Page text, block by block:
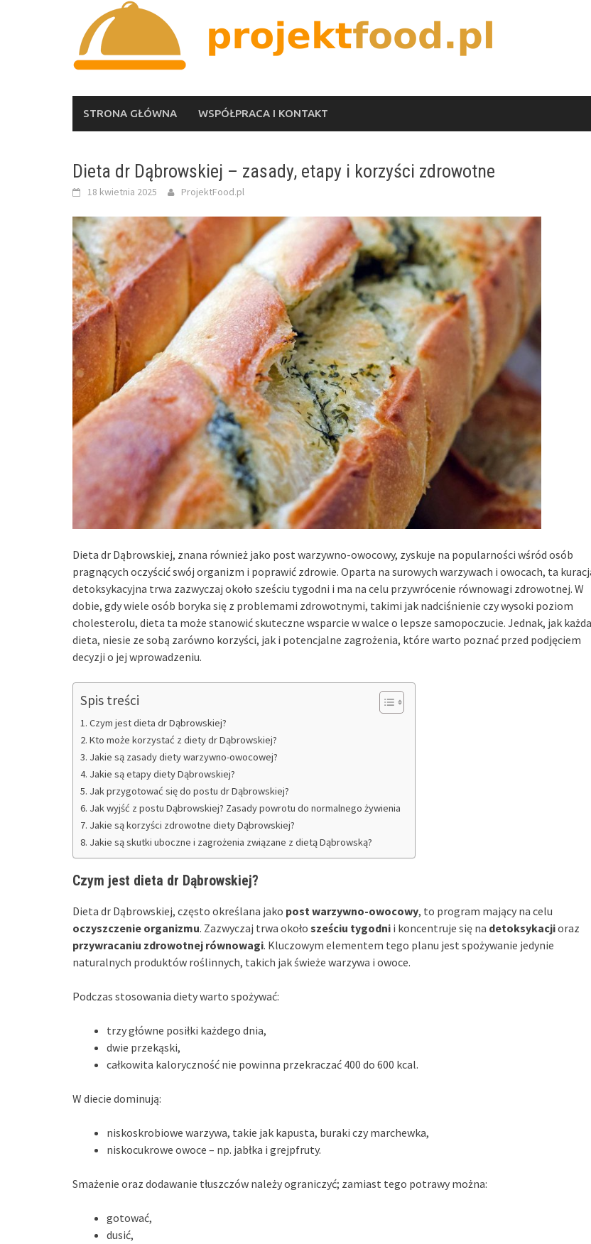
STRONA GŁÓWNA WSPÓŁPRACA I KONTAKT
Dieta dr Dąbrowskiej – zasady, etapy i korzyści zdrowotne
18 kwietnia 2025 ProjektFood.pl
Dieta dr Dąbrowskiej, znana również jako post warzywno-owocowy, zyskuje na popularności wśród osób
pragnących oczyścić swój organizm i poprawić zdrowie. Oparta na surowych warzywach i owocach, ta
detoksykacyjna trwa zazwyczaj około sześciu tygodni i ma na celu przywrócenie równowagi zdrowotnej. W
dobie, gdy wiele osób boryka się z problemami zdrowotnymi, takimi jak nadciśnienie czy wysoki poziom
cholesterolu, dieta ta może stanowić skuteczne wsparcie w walce o lepsze samopoczucie. Jednak, jak każda
dieta, niesie ze sobą zarówno korzyści, jak i potencjalne zagrożenia, które warto poznać przed podjęciem
decyzji o jej wprowadzeniu.
Spis treści
Czym jest dieta dr Dąbrowskiej?
Kto może korzystać z diety dr Dąbrowskiej?
Jakie są zasady diety warzywno-owocowej?
Jakie są etapy diety Dąbrowskiej?
Jak przygotować się do postu dr Dąbrowskiej?
Jak wyjść z postu Dąbrowskiej? Zasady powrotu do normalnego żywienia
Jakie są korzyści zdrowotne diety Dąbrowskiej?
Jakie są skutki uboczne i zagrożenia związane z dietą Dąbrowską?
Czym jest dieta dr Dąbrowskiej?
Dieta dr Dąbrowskiej, często określana jako post warzywno-owocowy, to program mający na celu
oczyszczenie organizmu. Zazwyczaj trwa około sześciu tygodni i koncentruje się na detoksykacjioraz
przywracaniu zdrowotnej równowagi. Kluczowym elementem tego planu jest spożywanie jedynie
naturalnych produktów roślinnych, takich jak świeże warzywa i owoce.
Podczas stosowania diety warto spożywać:
trzy główne posiłki każdego dnia,
dwie przekąski,
całkowita kaloryczność nie powinna przekraczać 400 do 600 kcal.
W diecie dominują:
niskoskrobiowe warzywa, takie jak kapusta, buraki czy marchewka,
niskocukrowe owoce – np. jabłka i grejpfruty.
Smażenie oraz dodawanie tłuszczów należy ograniczyć; zamiast tego potrawy można:
gotować,
dusić,